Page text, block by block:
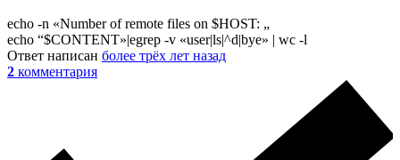
echo -n «Number of remote files on $HOST: „
echo “$CONTENT»|egrep -v «user|ls|^d|bye» | wc -l
Ответ написан более трёх лет назад
2 комментария